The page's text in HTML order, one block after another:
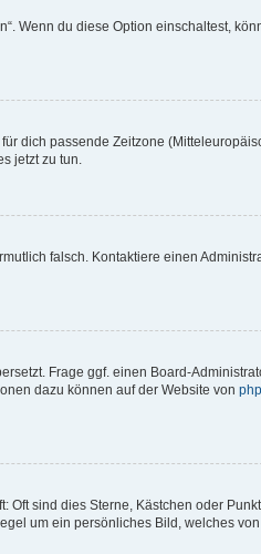
Wenn du diese Option einschaltest,
dich passende Zeitzone
jetzt zu tun.
falsch. Kontaktiere einen
Frage ggf. einen Board-
dazu können auf der Website von
sind dies Sterne, Kästchen oder
um ein persönliches Bild, welches